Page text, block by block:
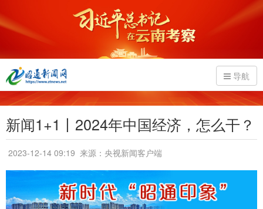
导航
新闻1+1丨2024年中国经济，怎么干？
2023-12-14 09:19 来源：央视新闻客户端